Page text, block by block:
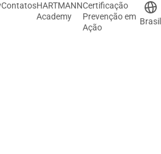
ContatosHARTMANN
Academy
Certificação
Prevenção em
Ação
Brasil